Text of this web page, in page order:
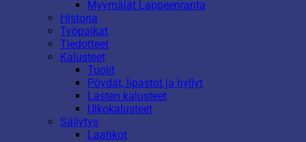
Myymälät Lappeenranta
Historia
Työpaikat
Tiedotteet
Kalusteet
Tuolit
Pöydät, lipastot ja hyllyt
Lasten kalusteet
Ulkokalusteet
Säilytys
Laatikot